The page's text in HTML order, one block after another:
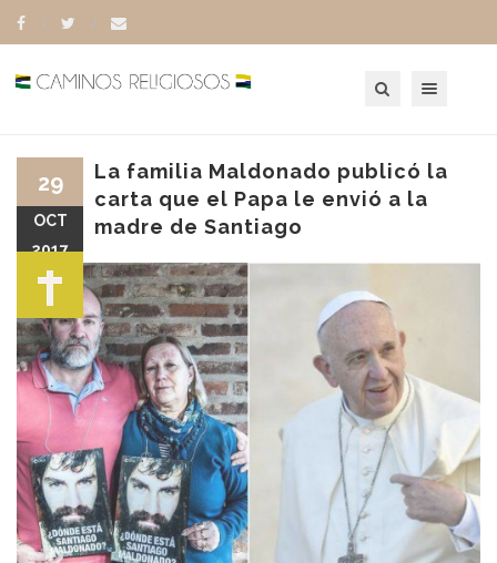
La familia Maldonado publicó la
carta que el Papa le envió a la
madre de Santiago
29
OCT
2017